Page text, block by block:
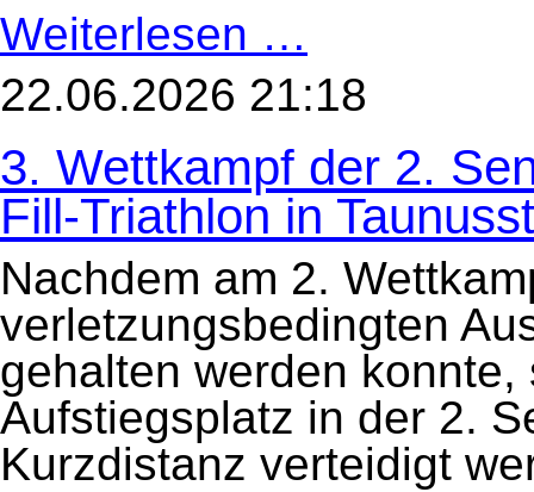
Weiterlesen … beim
34.
Mühlchen-
Triathlon
21.
Juni
in
Arheilgen
22.06.2026 21:18
3. Wettkampf der 2.
Fill-Triathlon in
Nachdem am 2.
verletzungsbedingten
gehalten werden
Aufstiegsplatz in der 2.
Kurzdistanz verteidigt